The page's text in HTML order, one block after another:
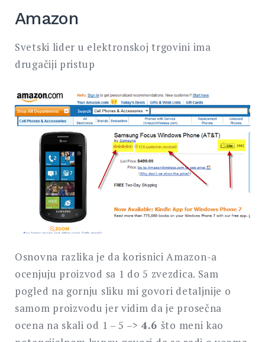
Amazon
Svetski lider u elektronskoj trgovini ima
drugačiji pristup
Osnovna razlika je da korisnici Amazon-a
ocenjuju proizvod sa 1 do 5 zvezdica. Sam
pogled na gornju sliku mi govori detaljnije o
samom proizvodu jer vidim da je prosečna
ocena na skali od 1 – 5 –> 4.6 što meni kao